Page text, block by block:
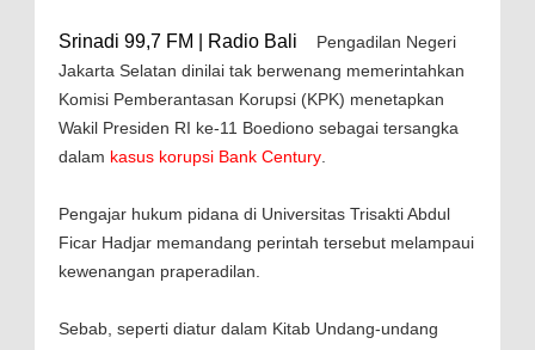
Srinadi 99,7 FM | Radio Bali Pengadilan Negeri
Jakarta Selatan dinilai tak berwenang memerintahkan
Komisi Pemberantasan Korupsi (KPK) menetapkan
Wakil Presiden RI ke-11 Boediono sebagai tersangka
dalam kasus korupsi Bank Century
Pengajar hukum pidana di Universitas Trisakti Abdul
Ficar Hadjar memandang perintah tersebut melampaui
kewenangan praperadilan.
Sebab, seperti diatur dalam Kitab Undang-undang